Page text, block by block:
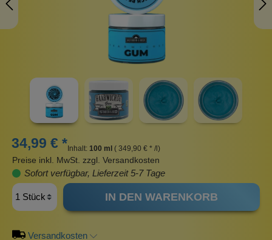
34,99 € * Inhalt: 100 ml ( 349,90 € * /l)
Preise inkl. MwSt. zzgl. Versandkosten
Sofort verfügbar, Lieferzeit 5-7 Tage
IN DEN WARENKORB
Versandkosten